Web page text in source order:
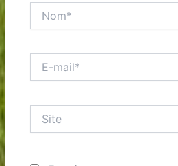
mail*